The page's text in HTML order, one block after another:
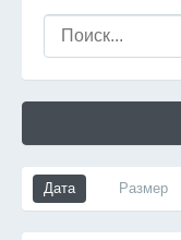
Дата Размер